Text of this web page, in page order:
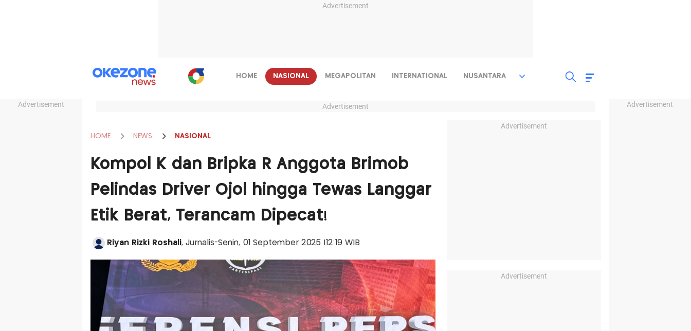
Advertisement
Advertisement Advertisement
HOME NASIONAL MEGAPOLITAN INTERNATIONAL NUSANTARA
Advertisement
HOME NEWS NASIONAL
Kompol K dan Bripka R Anggota Brimob
Pelindas Driver Ojol hingga Tewas Langgar
Etik Berat, Terancam Dipecat!
Riyan Rizki Roshali, Jurnalis-Senin, 01 September 2025 |12:19 WIB
Advertisement
Advertisement